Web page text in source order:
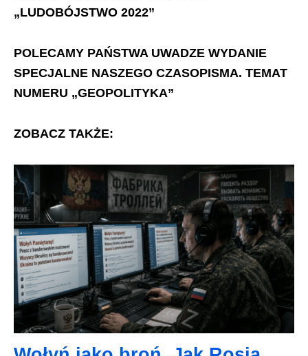
„LUDOBÓJSTWO 2022”
POLECAMY PAŃSTWA UWADZE WYDANIE
SPECJALNE NASZEGO CZASOPISMA. TEMAT
NUMERU „GEOPOLITYKA”
ZOBACZ TAKŻE: